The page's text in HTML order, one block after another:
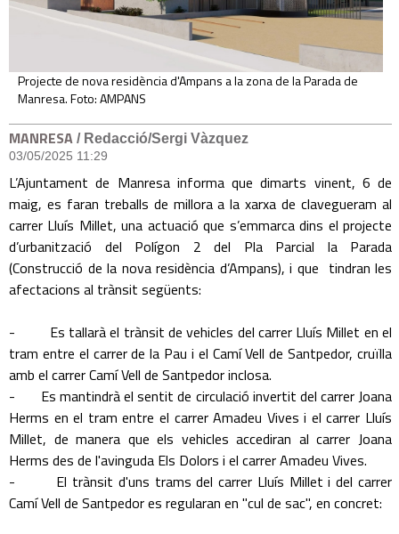
Projecte de nova residència d'Ampans a la zona de la Parada de
Manresa. Foto: AMPANS
MANRESA / Redacció/Sergi Vàzquez
03/05/2025 11:29
L’Ajuntament de Manresa informa que dimarts vinent, 6 de
maig, es faran treballs de millora a la xarxa de clavegueram al
carrer Lluís Millet, una actuació que s’emmarca dins el projecte
d’urbanització del Polígon 2 del Pla Parcial la Parada
(Construcció de la nova residència d’Ampans), i que tindran les
afectacions al trànsit següents:
- Es tallarà el trànsit de vehicles del carrer Lluís Millet en el
tram entre el carrer de la Pau i el Camí Vell de Santpedor, cruïlla
amb el carrer Camí Vell de Santpedor inclosa.
- Es mantindrà el sentit de circulació invertit del carrer Joana
Herms en el tram entre el carrer Amadeu Vives i el carrer Lluís
Millet, de manera que els vehicles accediran al carrer Joana
Herms des de l'avinguda Els Dolors i el carrer Amadeu Vives.
- El trànsit d'uns trams del carrer Lluís Millet i del carrer
Camí Vell de Santpedor es regularan en "cul de sac", en concret: